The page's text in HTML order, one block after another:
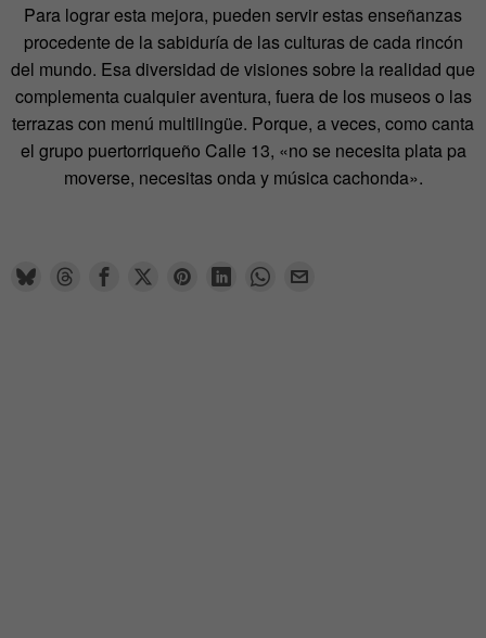
Para lograr esta mejora, pueden servir estas enseñanzas
procedente de la sabiduría de las culturas de cada rincón
del mundo. Esa diversidad de visiones sobre la realidad que
complementa cualquier aventura, fuera de los museos o las
terrazas con menú multilingüe. Porque, a veces, como canta
el grupo puertorriqueño Calle 13, «no se necesita plata pa
moverse, necesitas onda y música cachonda».